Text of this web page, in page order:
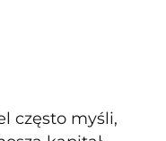
często myśli,